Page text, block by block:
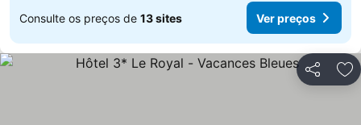
Consulte os preços de 13 sites Ver preços
Partilhar